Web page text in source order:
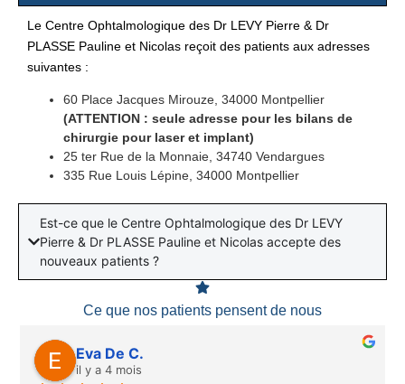
Le Centre Ophtalmologique des Dr LEVY Pierre & Dr
PLASSE Pauline et Nicolas reçoit des patients aux adresses
suivantes :
60 Place Jacques Mirouze, 34000 Montpellier
(ATTENTION : seule adresse pour les bilans de
chirurgie pour laser et implant)
25 ter Rue de la Monnaie, 34740 Vendargues
335 Rue Louis Lépine, 34000 Montpellier
Est-ce que le Centre Ophtalmologique des Dr LEVY
Pierre & Dr PLASSE Pauline et Nicolas accepte des
nouveaux patients ?
Ce que nos patients pensent de nous
Eva De C.
il y a 4 mois